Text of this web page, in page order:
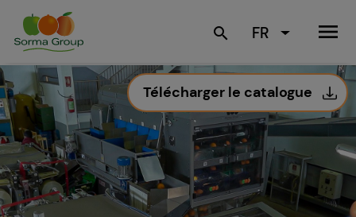
search FR menu
Télécharger le catalogue